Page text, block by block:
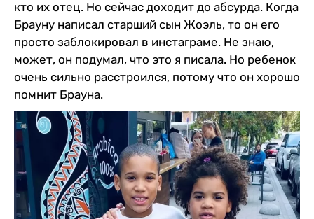
кто их отец. Но сейчас доходит до абсурда. Когда
Брауну написал старший сын Жоэль, то он его
просто заблокировал в инстаграме. Не знаю,
может, он подумал, что это я писала. Но ребенок
очень сильно расстроился, потому что он хорошо
помнит Брауна.